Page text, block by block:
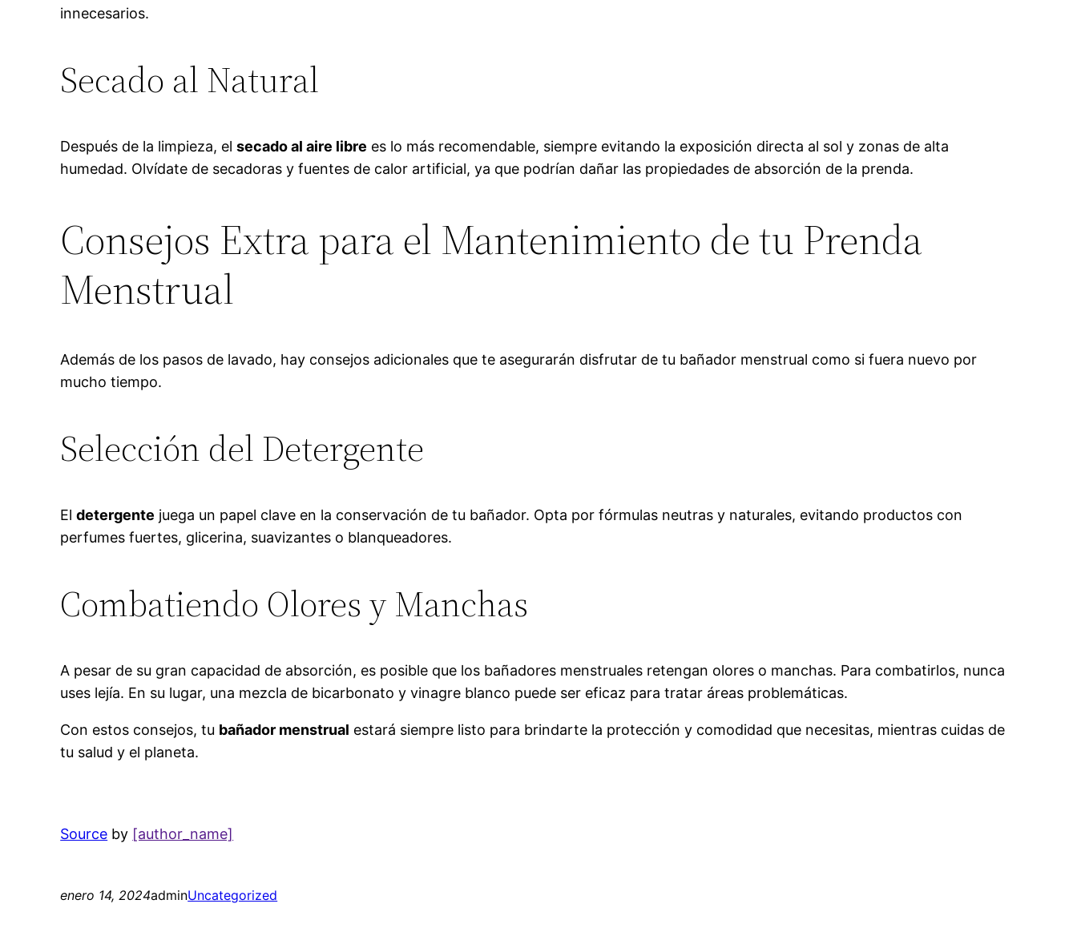
innecesarios.
Secado al Natural
Después de la limpieza, elsecado al aire libre es lo más recomendable, siempre evitando la exposición directa al sol y zonas de alta
humedad. Olvídate de secadoras y fuentes de calor artificial, ya que podrían dañar las propiedades de absorción de la prenda.
Consejos Extra para el Mantenimiento de tu Prenda
Menstrual
Además de los pasos de lavado, hay consejos adicionales que te asegurarán disfrutar de tu bañador menstrual como si fuera nuevo por
mucho tiempo.
Selección del Detergente
Eldetergente juega un papel clave en la conservación de tu bañador. Opta por fórmulas neutras y naturales, evitando productos con
perfumes fuertes, glicerina, suavizantes o blanqueadores.
Combatiendo Olores y Manchas
A pesar de su gran capacidad de absorción, es posible que los bañadores menstruales retengan olores o manchas. Para combatirlos, nunca
uses lejía. En su lugar, una mezcla de bicarbonato y vinagre blanco puede ser eficaz para tratar áreas problemáticas.
Con estos consejos, tu bañador menstrual estará siempre listo para brindarte la protección y comodidad que necesitas, mientras cuidas de
tu salud y el planeta.
Source by [author_name]
enero 14, 2024adminUncategorized